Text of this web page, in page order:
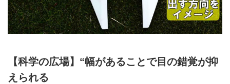
【科学の広場】“幅があることで目の錯覚が抑
えられる